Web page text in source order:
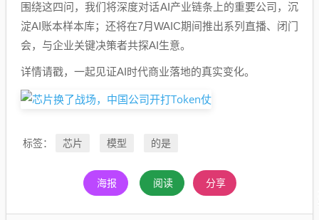
围绕这四问，我们将深度对话AI产业链条上的重要公司，沉
淀AI账本样本库；还将在7月WAIC期间推出系列直播、闭门
会，与企业关键决策者共探AI生意。
详情请戳，一起见证AI时代商业落地的真实变化。
标签： 芯片 模型 的是
海报 阅读 分享